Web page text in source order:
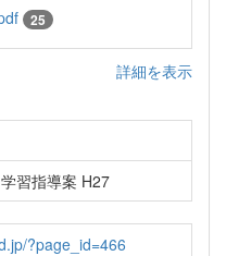
25
詳細を表示
習指導案 H27
?page_id=466